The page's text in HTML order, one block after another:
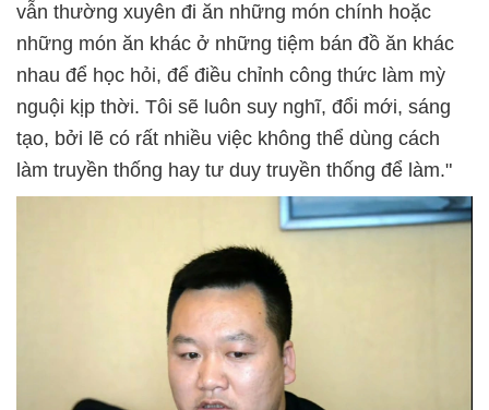
vẫn thường xuyên đi ăn những món chính hoặc
những món ăn khác ở những tiệm bán đồ ăn khác
nhau để học hỏi, để điều chỉnh công thức làm mỳ
nguội kịp thời. Tôi sẽ luôn suy nghĩ, đổi mới, sáng
tạo, bởi lẽ có rất nhiều việc không thể dùng cách
làm truyền thống hay tư duy truyền thống để làm."